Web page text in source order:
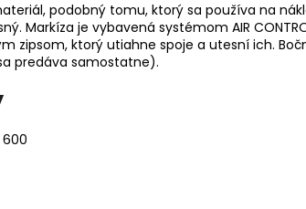
podobný tomu, ktorý sa používa na
Markíza je vybavená systémom AIR
zipsom, ktorý utiahne spoje a utesní ich.
predáva samostatne).